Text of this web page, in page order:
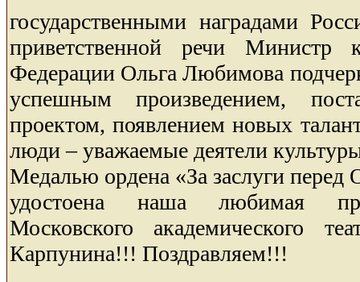
государственными наградами
приветственной речи Министр
Федерации Ольга Любимова
успешным произведением,
проектом, появлением новых
люди – уважаемые деятели
Медалью ордена «За заслуги перед
удостоена наша любимая
Московского академического
Карпунина!!! Поздравляем!!!